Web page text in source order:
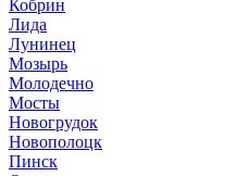
Кобрин
Лида
Лунинец
Мозырь
Молодечно
Мосты
Новогрудок
Новополоцк
Пинск